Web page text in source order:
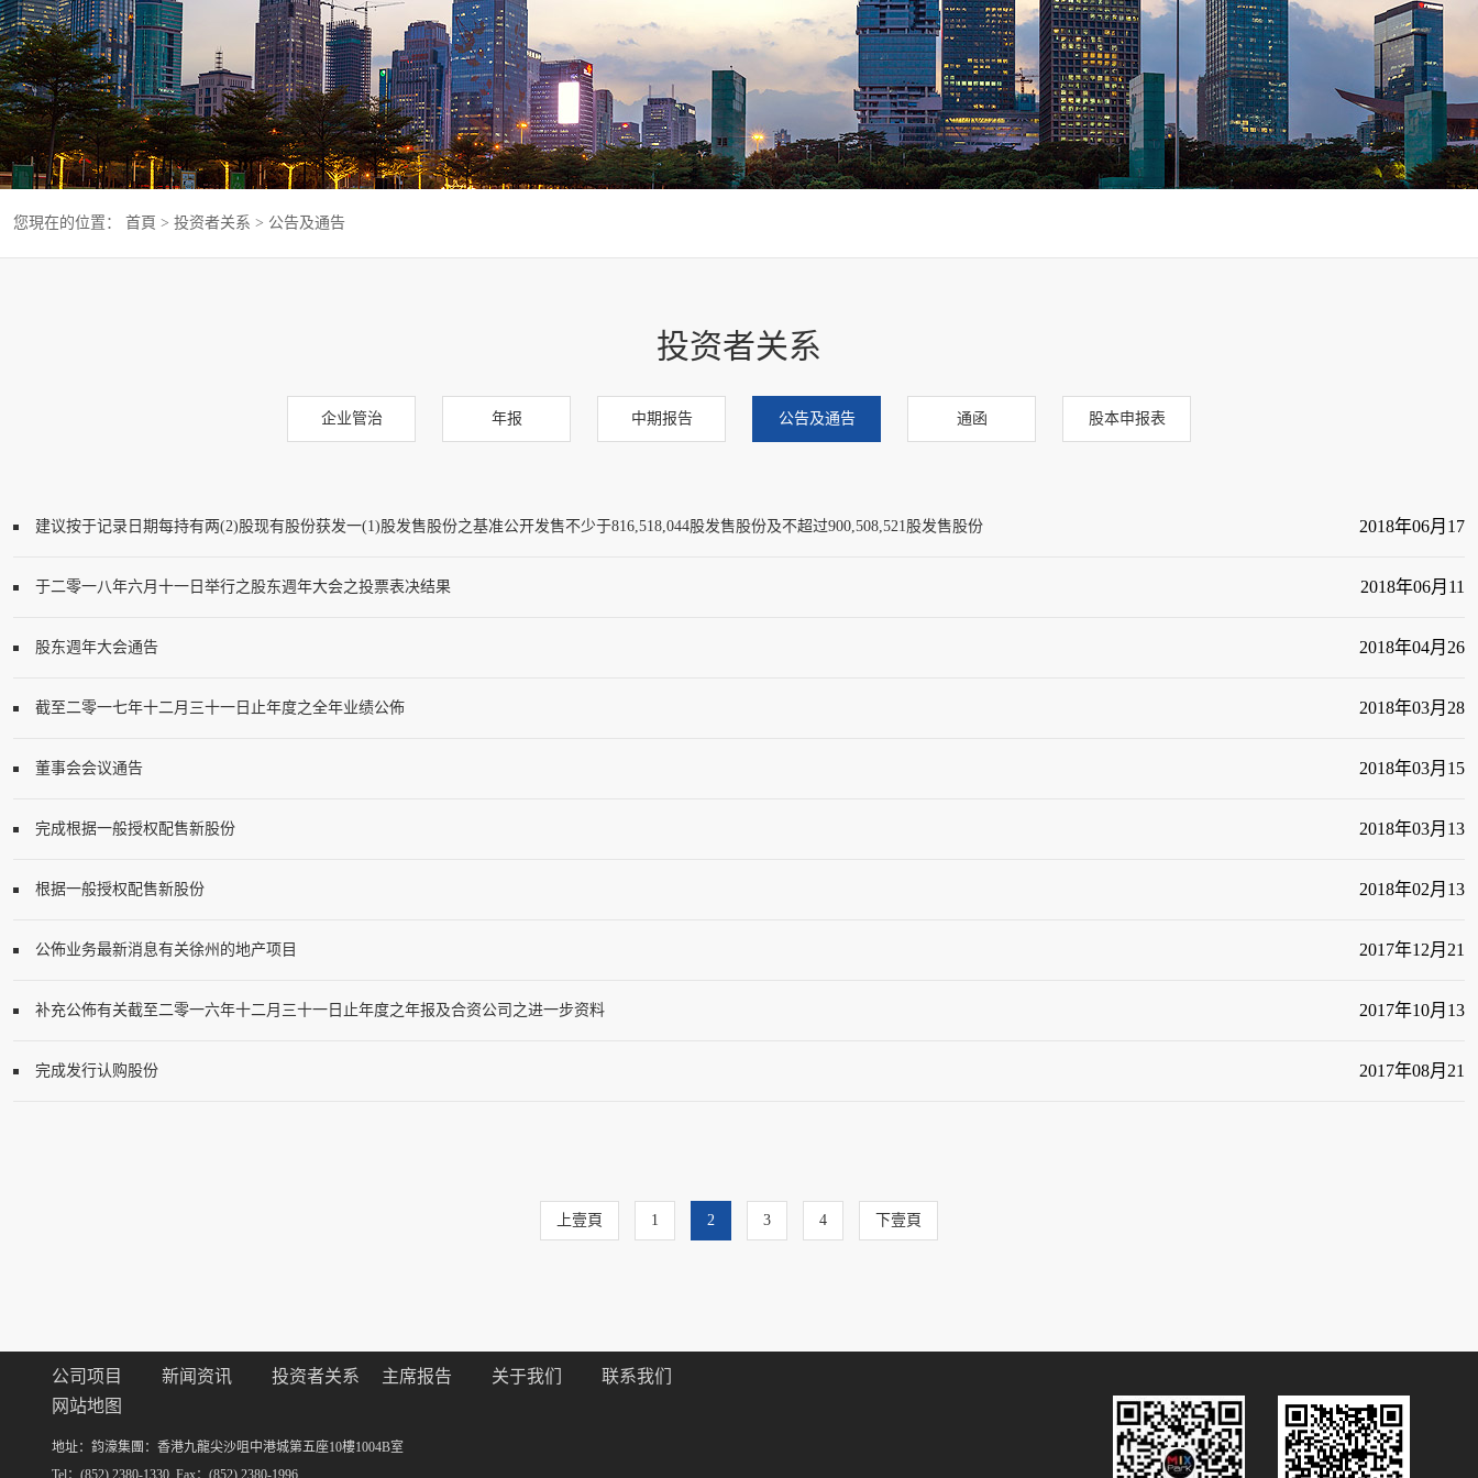
您現在的位置： 首頁 > 投资者关系 > 公告及通告
投资者关系
企业管治 年报 中期报告 公告及通告 通函 股本申报表
建议按于记录日期每持有两(2)股现有股份获发一(1)股发售股份之基准公开发售不少于816,518,044股发售股份及不超过900,508,521股发售股份 2018年06月 17
于二零一八年六月十一日举行之股东週年大会之投票表决结果 2018年06月 11
股东週年大会通告 2018年04月 26
截至二零一七年十二月三十一日止年度之全年业绩公佈 2018年03月 28
董事会会议通告 2018年03月 15
完成根据一般授权配售新股份 2018年03月 13
根据一般授权配售新股份 2018年02月 13
公佈业务最新消息有关徐州的地产项目 2017年12月 21
补充公佈有关截至二零一六年十二月三十一日止年度之年报及合资公司之进一步资料 2017年10月 13
完成发行认购股份 2017年08月 21
上壹頁 1 2 3 4 下壹頁
公司项目 新闻资讯 投资者关系 主席报告 关于我们
联系我们
网站地图
地址：鈞濠集團：香港九龍尖沙咀中港城第五座10樓1004B室
Tel：(852) 2380-1330 Fax：(852) 2380-1996